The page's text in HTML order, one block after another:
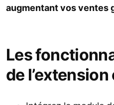
augmentant vos ventes
Les
de